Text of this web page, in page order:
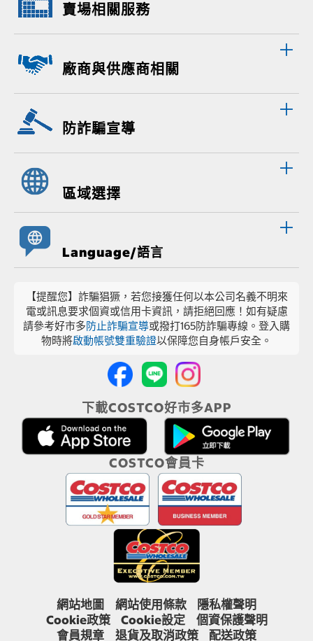
賣場相關服務
廠商與供應商相關
防詐騙宣導
區域選擇
Language/語言
【提醒您】詐騙猖獗，若您接獲任何以本公司名義不明來
電或訊息要求個資或信用卡資訊，請拒絕回應！如有疑慮
請參考好市多防止詐騙宣導或撥打165防詐騙專線。登入購
物時將啟動帳號雙重驗證以保障您自身帳戶安全。
下載COSTCO好市多APP
COSTCO會員卡
網站地圖 網站使用條款
隱私權聲明
Cookie政策
Cookie設定
個資保護聲明
會員規章
退貨及取消政策 配送政策